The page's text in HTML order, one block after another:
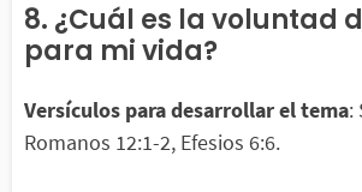
8. ¿Cuál es la voluntad
para mi vida?
Versículos para desarrollar el tema:
Romanos 12:1-2, Efesios 6:6.